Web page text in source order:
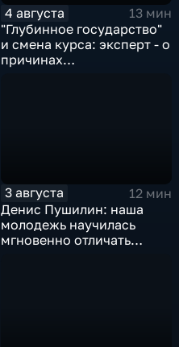
4 августа
13 мин
"Глубинное государство"
и смена курса: эксперт - о
причинах
3 августа
12 мин
Денис Пушилин: наша
молодежь научилась
мгновенно отличать